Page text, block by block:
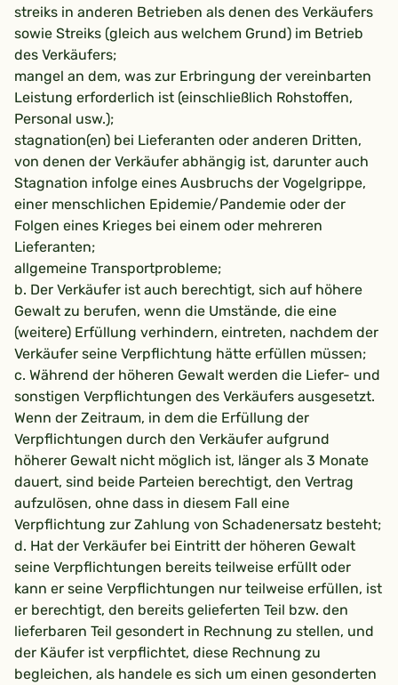
streiks in anderen Betrieben als denen des Verkäufers
sowie Streiks (gleich aus welchem Grund) im Betrieb
des Verkäufers;
mangel an dem, was zur Erbringung der vereinbarten
Leistung erforderlich ist (einschließlich Rohstoffen,
Personal usw.);
stagnation(en) bei Lieferanten oder anderen Dritten,
von denen der Verkäufer abhängig ist, darunter auch
Stagnation infolge eines Ausbruchs der Vogelgrippe,
einer menschlichen Epidemie/Pandemie oder der
Folgen eines Krieges bei einem oder mehreren
Lieferanten;
allgemeine Transportprobleme;
b. Der Verkäufer ist auch berechtigt, sich auf höhere
Gewalt zu berufen, wenn die Umstände, die eine
(weitere) Erfüllung verhindern, eintreten, nachdem der
Verkäufer seine Verpflichtung hätte erfüllen müssen;
c. Während der höheren Gewalt werden die Liefer- und
sonstigen Verpflichtungen des Verkäufers ausgesetzt.
Wenn der Zeitraum, in dem die Erfüllung der
Verpflichtungen durch den Verkäufer aufgrund
höherer Gewalt nicht möglich ist, länger als 3 Monate
dauert, sind beide Parteien berechtigt, den Vertrag
aufzulösen, ohne dass in diesem Fall eine
Verpflichtung zur Zahlung von Schadenersatz besteht;
d. Hat der Verkäufer bei Eintritt der höheren Gewalt
seine Verpflichtungen bereits teilweise erfüllt oder
kann er seine Verpflichtungen nur teilweise erfüllen, ist
er berechtigt, den bereits gelieferten Teil bzw. den
lieferbaren Teil gesondert in Rechnung zu stellen, und
der Käufer ist verpflichtet, diese Rechnung zu
begleichen, als handele es sich um einen gesonderten